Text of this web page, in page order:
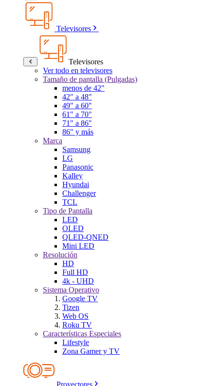
Televisores
Televisores
Ver todo en televisores
Tamaño de pantalla (Pulgadas)
menos de 42"
42" a 48"
49" a 60"
61" a 70"
71" a 86"
86" y más
Marca
Samsung
LG
Panasonic
Kalley
Hyundai
Challenger
TCL
Tipo de Pantalla
LED
OLED
QLED-QNED
Mini LED
Resolución
HD
Full HD
4k - UHD
Sistema Operativo
Google TV
Tizen
Web OS
Roku TV
Características Especiales
Lifestyle
Zona Gamer y TV
Proyectores